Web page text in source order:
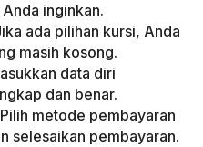
inginkan.
ada pilihan kursi, Anda
masih kosong.
data diri
dan benar.
metode pembayaran
selesaikan pembayaran.